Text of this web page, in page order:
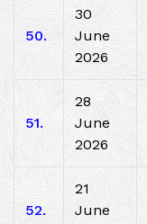
50.
30
June
2026
51.
28
June
2026
52.
21
June